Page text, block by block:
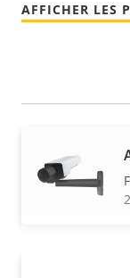
AFFICHER LES